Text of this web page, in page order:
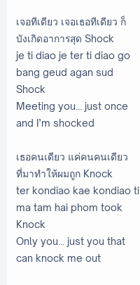
เจอทีเดียว เจอเธอทีเดียว ก็
บังเกิดอาการสุด Shock
je ti diao je ter ti diao go
bang geud agan sud
Shock
Meeting you… just once
and I’m shocked
เธอคนเดียว แค่คนคนเดียว
ที่มาทำให้ผมถูก Knock
ter kondiao kae kondiao ti
ma tam hai phom took
Knock
Only you… just you that
can knock me out